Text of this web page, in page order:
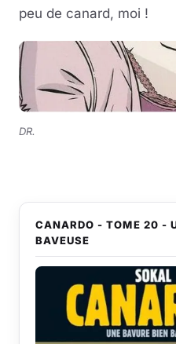
peu de canard, moi !
DR.
CANARDO - TOME 20 -
BAVEUSE